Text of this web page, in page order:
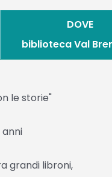
DOVE
biblioteca Val
le storie"
grandi libroni,